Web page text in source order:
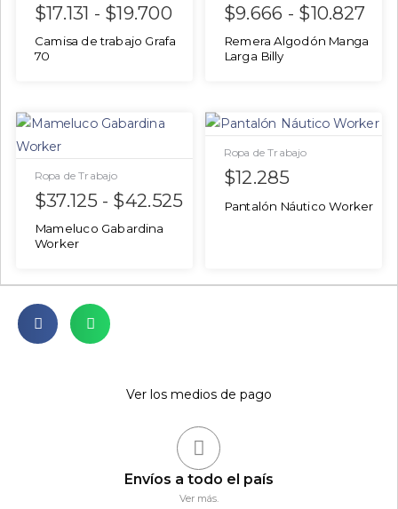
$17.131 - $19.700
Camisa de trabajo Grafa
70
$9.666 - $10.827
Remera Algodón Manga
Larga Billy
Ropa de Trabajo
$37.125 - $42.525
Mameluco Gabardina
Worker
Ropa de Trabajo
$12.285
Pantalón Náutico Worker
Ver los medios de pago
Envíos a todo el país
Ver más.